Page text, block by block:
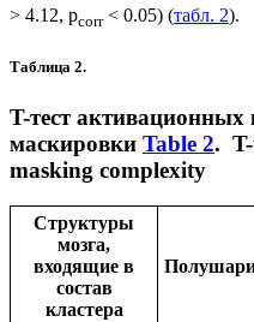
> 4.12, pсorr< 0.05) (табл. 2).
Таблица 2.
T-тест активационных
маскировки Table 2.
masking complexity
Структуры
мозга,
входящие в
состав
кластера